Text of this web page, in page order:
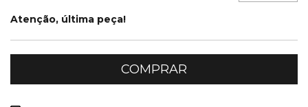
Atenção, última peça!